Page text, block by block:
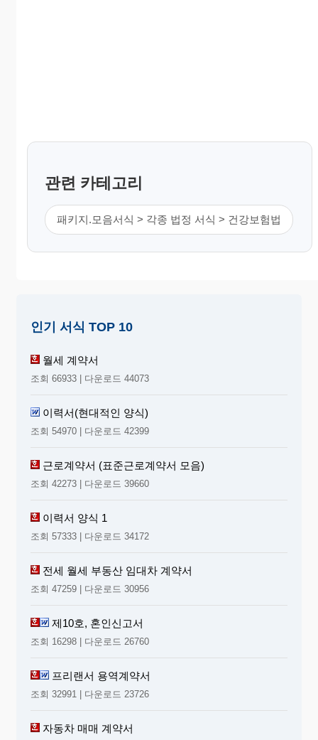
관련 카테고리
패키지.모음서식 > 각종 법정 서식 > 건강보험법
인기 서식 TOP 10
월세 계약서
조회 66933 | 다운로드 44073
이력서(현대적인 양식)
조회 54970 | 다운로드 42399
근로계약서 (표준근로계약서 모음)
조회 42273 | 다운로드 39660
이력서 양식 1
조회 57333 | 다운로드 34172
전세 월세 부동산 임대차 계약서
조회 47259 | 다운로드 30956
제10호, 혼인신고서
조회 16298 | 다운로드 26760
프리랜서 용역계약서
조회 32991 | 다운로드 23726
자동차 매매 계약서